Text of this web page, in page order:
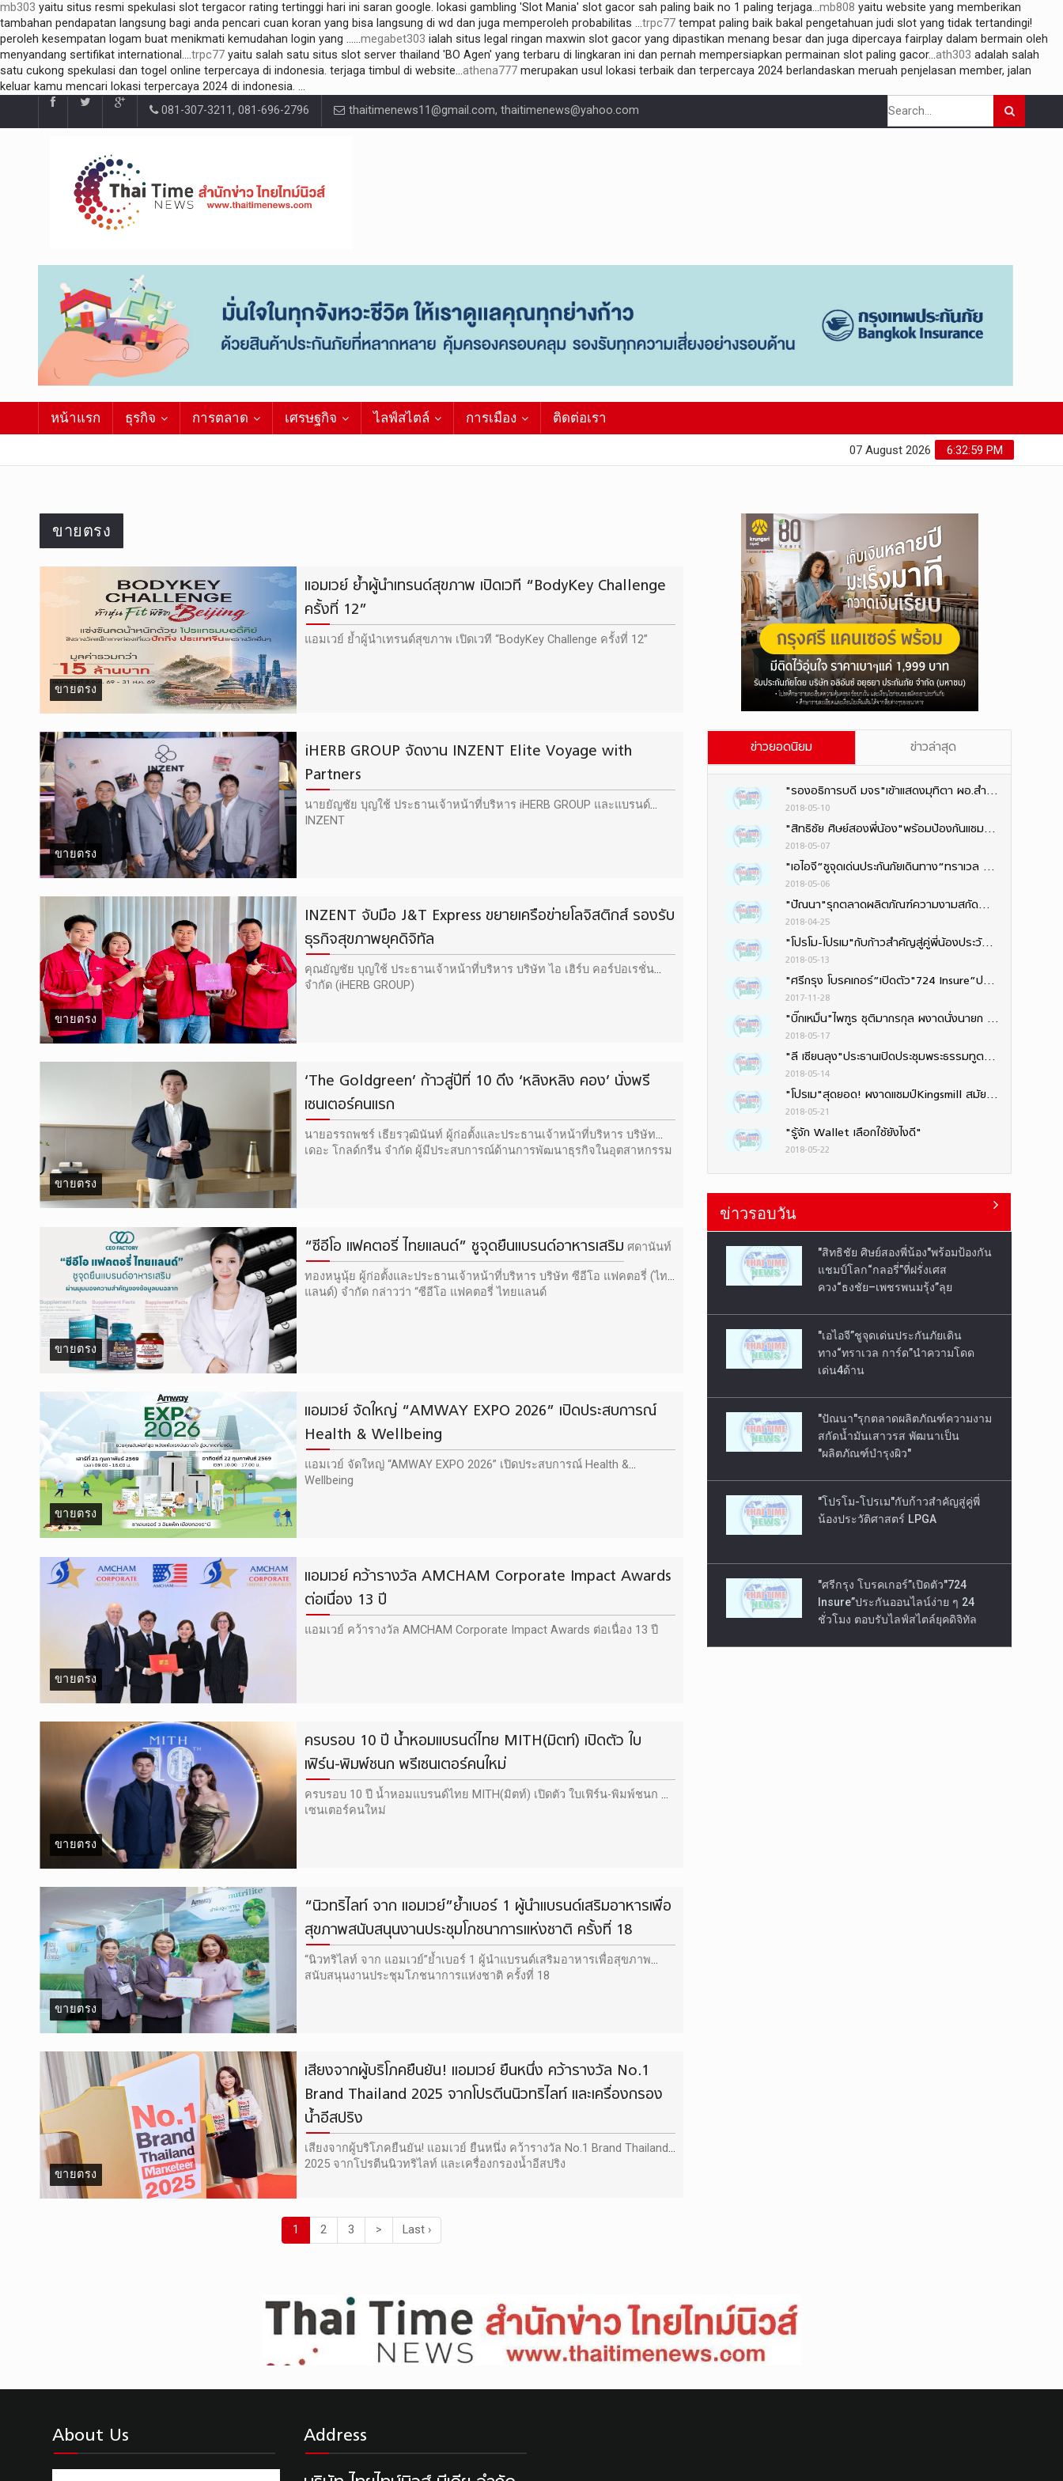
mb303 yaitu situs resmi spekulasi slot tergacor rating tertinggi hari ini saran google. lokasi gambling 'Slot Mania' slot gacor sah paling baik no 1 paling terjaga...mb808 yaitu website yang memberikan
tambahan pendapatan langsung bagi anda pencari cuan koran yang bisa langsung di wd dan juga memperoleh probabilitas ...trpc77 tempat paling baik bakal pengetahuan judi slot yang tidak tertandingi!
peroleh kesempatan logam buat menikmati kemudahan login yang ......megabet303 ialah situs legal ringan maxwin slot gacor yang dipastikan menang besar dan juga dipercaya fairplay dalam bermain oleh
menyandang sertifikat international....trpc77 yaitu salah satu situs slot server thailand 'BO Agen' yang terbaru di lingkaran ini dan pernah mempersiapkan permainan slot paling gacor...ath303 adalah salah
satu cukong spekulasi dan togel online terpercaya di indonesia. terjaga timbul di website...athena777 merupakan usul lokasi terbaik dan terpercaya 2024 berlandaskan meruah penjelasan member, jalan
keluar kamu mencari lokasi terpercaya 2024 di indonesia. ...
081-307-3211, 081-696-2796
thaitimenews11@gmail.com, thaitimenews@yahoo.com
หน้าแรก ธุรกิจ การตลาด เศรษฐกิจ ไลฟ์สไตล์ การเมือง ติดต่อเรา
6:33:00 PM
07 August 2026
ขายตรง
ขายตรง
แอมเวย์ ย้ำผู้นำเทรนด์สุขภาพ เปิดเวที “BodyKey Challenge
ครั้งที่ 12”
แอมเวย์ ย้ำผู้นำเทรนด์สุขภาพ เปิดเวที “BodyKey Challenge ครั้งที่ 12”
ขายตรง
iHERB GROUP จัดงาน INZENT Elite Voyage with
Partners
นายยัญชัย บุญใช้ ประธานเจ้าหน้าที่บริหาร iHERB GROUP และแบรนด์
INZENT
ขายตรง
INZENT จับมือ J&T Express ขยายเครือข่ายโลจิสติกส์ รองรับ
ธุรกิจสุขภาพยุคดิจิทัล
คุณยัญชัย บุญใช้ ประธานเจ้าหน้าที่บริหาร บริษัท ไอ เฮิร์บ คอร์ปอเรชั่น
จำกัด (iHERB GROUP)
ขายตรง
‘The Goldgreen’ ก้าวสู่ปีที่ 10 ดึง ‘หลิงหลิง คอง’ นั่งพรี
เซนเตอร์คนแรก
นายอรรถพชร์ เธียรวุฒินันท์ ผู้ก่อตั้งและประธานเจ้าหน้าที่บริหาร บริษัท
เดอะ โกลด์กรีน จำกัด ผู้มีประสบการณ์ด้านการพัฒนาธุรกิจในอุตสาหกรรม
ขายตรง
“ซีอีโอ แฟคตอรี่ ไทยแลนด์” ชูจุดยืนแบรนด์อาหารเสริม ศดานันท์
ทองหนูนุ้ย ผู้ก่อตั้งและประธานเจ้าหน้าที่บริหาร บริษัท ซีอีโอ แฟคตอรี่ (ไทย
แลนด์) จำกัด กล่าวว่า “ซีอีโอ แฟคตอรี่ ไทยแลนด์
ขายตรง
แอมเวย์ จัดใหญ่ “AMWAY EXPO 2026” เปิดประสบการณ์
Health & Wellbeing
แอมเวย์ จัดใหญ่ “AMWAY EXPO 2026” เปิดประสบการณ์ Health &
Wellbeing
ขายตรง
แอมเวย์ คว้ารางวัล AMCHAM Corporate Impact Awards
ต่อเนื่อง 13 ปี
แอมเวย์ คว้ารางวัล AMCHAM Corporate Impact Awards ต่อเนื่อง 13 ปี
ขายตรง
ครบรอบ 10 ปี น้ำหอมแบรนด์ไทย MITH(มิตท์) เปิดตัว ใบ
เฟิร์น-พิมพ์ชนก พรีเซนเตอร์คนใหม่
ครบรอบ 10 ปี น้ำหอมแบรนด์ไทย MITH(มิตท์) เปิดตัว ใบเฟิร์น-พิมพ์ชนก พรี
เซนเตอร์คนใหม่
ขายตรง
“นิวทริไลท์ จาก แอมเวย์”ย้ำเบอร์ 1 ผู้นำแบรนด์เสริมอาหารเพื่อ
สุขภาพสนับสนุนงานประชุมโภชนาการแห่งชาติ ครั้งที่ 18
“นิวทริไลท์ จาก แอมเวย์”ย้ำเบอร์ 1 ผู้นำแบรนด์เสริมอาหารเพื่อสุขภาพ
สนับสนุนงานประชุมโภชนาการแห่งชาติ ครั้งที่ 18
ขายตรง
เสียงจากผู้บริโภคยืนยัน! แอมเวย์ ยืนหนึ่ง คว้ารางวัล No.1
Brand Thailand 2025 จากโปรตีนนิวทริไลท์ และเครื่องกรอง
น้ำอีสปริง
เสียงจากผู้บริโภคยืนยัน! แอมเวย์ ยืนหนึ่ง คว้ารางวัล No.1 Brand Thailand
2025 จากโปรตีนนิวทริไลท์ และเครื่องกรองน้ำอีสปริง
1 2 3 > Last ›
ข่าวยอดนิยม ข่าวล่าสุด
"รองอธิการบดี มจร"เข้าแสดงมุทิตา ผอ.สำนักงานพระพุทธศาสนาจังหวัดนนทบุรีคนใหม่
2018-05-10
"สิทธิชัย ศิษย์สองพี่น้อง"พร้อมป้องกันแชมป์โลก“กลอรี่”ที่ฝรั่งเศส ควง“ธงชัย–เพชรพนมรุ้ง”ลุย
2018-05-07
"เอไอจี”ชูจุดเด่นประกันภัยเดินทาง“ทราเวล การ์ด”นำความโดดเด่น4ด้าน
2018-05-06
"ปัณนา"รุกตลาดผลิตภัณฑ์ความงามสกัดน้ำมันเสาวรส พัฒนาเป็น "ผลิตภัณฑ์บำรุงผิว"
2018-04-25
"โปรโม-โปรเม"กับก้าวสำคัญสู่คู่พี่น้องประวัติศาสตร์ LPGA
2018-05-13
"ศรีกรุง โบรคเกอร์”เปิดตัว"724 Insure”ประกันออนไลน์ง่าย ๆ 24 ชั่วโมง ตอบรับไลฟ์สไตล์ยุคดิจิทัล
2017-11-28
"บิ๊กเหม็น"ไพฑูร ชุติมากรกุล ผงาดนั่งนายก สมาคมนักข่าวช่างภาพกีฬาฯ สมัยที่ 6 ติดต่อกัน
2018-05-17
"ลี เซียนลุง"ประธานเปิดประชุมพระธรรมทูต 4 ทวีป
2018-05-14
"โปรเม"สุดยอด! ผงาดแชมป์Kingsmill สมัยที่2ดวลเพลย์ออฟชนะหวุดหวิด-"โปรโม"คว้าอันดับ10ร่วม
2018-05-21
"รู้จัก Wallet เลือกใช้ยังไงดี"
2018-05-22
ข่าวรอบวัน
"สิทธิชัย ศิษย์สองพี่น้อง"พร้อมป้องกัน
แชมป์โลก“กลอรี่”ที่ฝรั่งเศส
ควง“ธงชัย–เพชรพนมรุ้ง”ลุย
"เอไอจี”ชูจุดเด่นประกันภัยเดิน
ทาง“ทราเวล การ์ด”นำความโดด
เด่น4ด้าน
"ปัณนา"รุกตลาดผลิตภัณฑ์ความงาม
สกัดน้ำมันเสาวรส พัฒนาเป็น
"ผลิตภัณฑ์บำรุงผิว"
"โปรโม-โปรเม"กับก้าวสำคัญสู่คู่พี่
น้องประวัติศาสตร์ LPGA
"ศรีกรุง โบรคเกอร์”เปิดตัว"724
Insure”ประกันออนไลน์ง่าย ๆ 24
ชั่วโมง ตอบรับไลฟ์สไตล์ยุคดิจิทัล
About Us
Address